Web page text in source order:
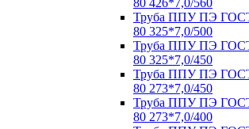
80 426*7,0/560
Труба ППУ ПЭ ГОСТ
80 325*7,0/500
Труба ППУ ПЭ ГОСТ
80 325*7,0/450
Труба ППУ ПЭ ГОСТ
80 273*7,0/450
Труба ППУ ПЭ ГОСТ
80 273*7,0/400